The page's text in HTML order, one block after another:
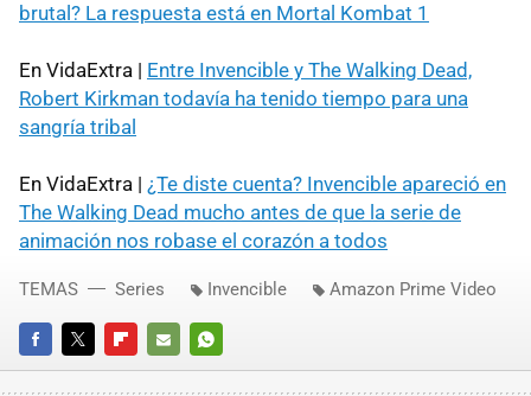
brutal? La respuesta está en Mortal Kombat 1
En VidaExtra | Entre Invencible y The Walking Dead,
Robert Kirkman todavía ha tenido tiempo para una
sangría tribal
En VidaExtra | ¿Te diste cuenta? Invencible apareció en
The Walking Dead mucho antes de que la serie de
animación nos robase el corazón a todos
FACEBOOKTWITTERFLIPBOARD
E- WHATSAPP
TEMAS Series Invencible Amazon Prime Video